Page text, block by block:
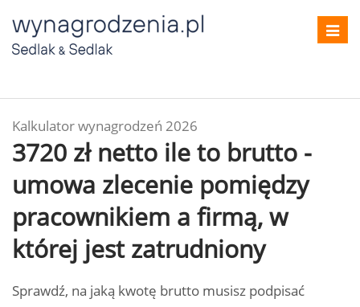
Kalkulator wynagrodzeń 2026
3720 zł netto ile to brutto -
umowa zlecenie pomiędzy
pracownikiem a firmą, w
której jest zatrudniony
Sprawdź, na jaką kwotę brutto musisz podpisać